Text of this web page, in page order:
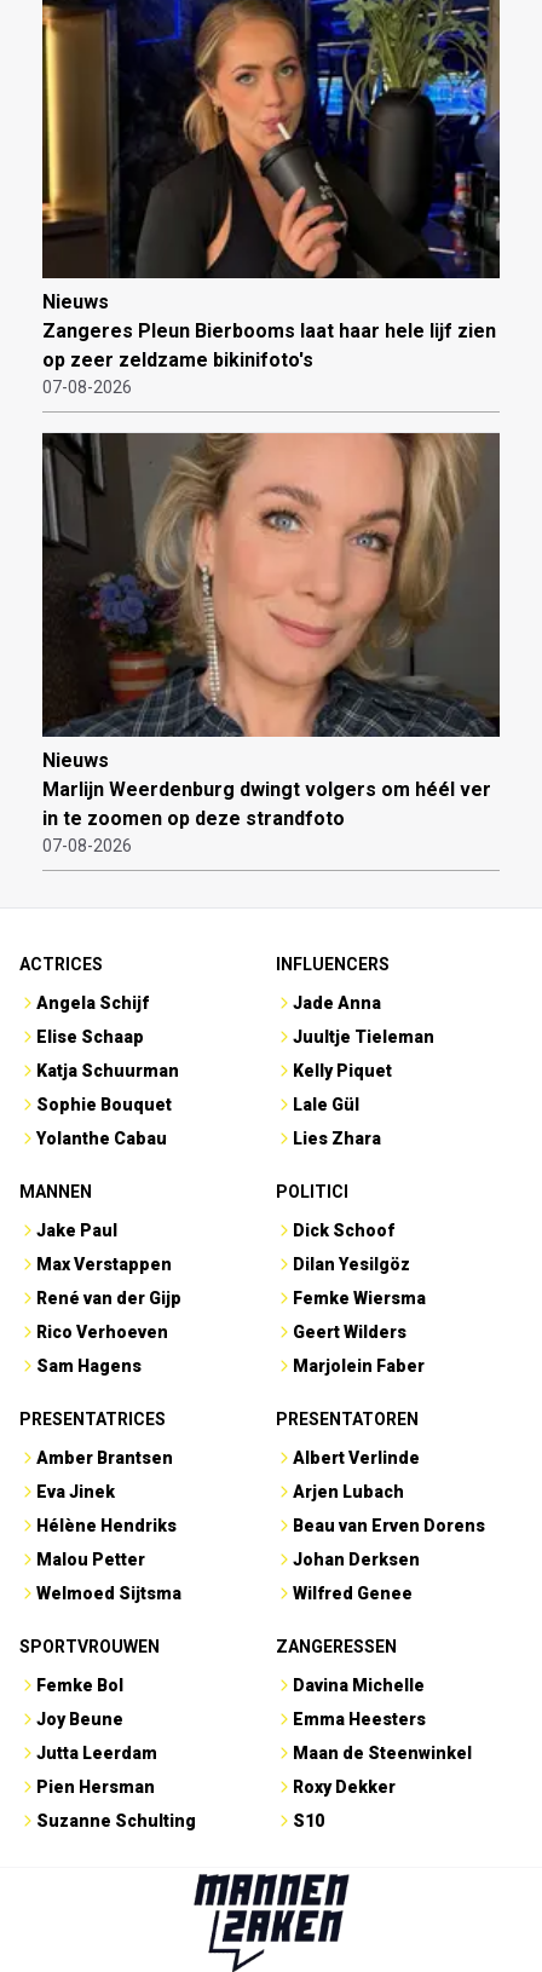
Nieuws
Zangeres Pleun Bierbooms laat haar hele lijf zien
op zeer zeldzame bikinifoto's
07-08-2026
Nieuws
Marlijn Weerdenburg dwingt volgers om héél ver
in te zoomen op deze strandfoto
07-08-2026
ACTRICES
Angela Schijf
Elise Schaap
Katja Schuurman
Sophie Bouquet
Yolanthe Cabau
INFLUENCERS
Jade Anna
Juultje Tieleman
Kelly Piquet
Lale Gül
Lies Zhara
MANNEN
Jake Paul
Max Verstappen
René van der Gijp
Rico Verhoeven
Sam Hagens
POLITICI
Dick Schoof
Dilan Yesilgöz
Femke Wiersma
Geert Wilders
Marjolein Faber
PRESENTATRICES
Amber Brantsen
Eva Jinek
Hélène Hendriks
Malou Petter
Welmoed Sijtsma
PRESENTATOREN
Albert Verlinde
Arjen Lubach
Beau van Erven Dorens
Johan Derksen
Wilfred Genee
SPORTVROUWEN
Femke Bol
Joy Beune
Jutta Leerdam
Pien Hersman
Suzanne Schulting
ZANGERESSEN
Davina Michelle
Emma Heesters
Maan de Steenwinkel
Roxy Dekker
S10